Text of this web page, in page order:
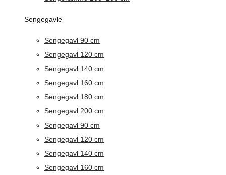
Sengegavle
Sengegavl 90 cm
Sengegavl 120 cm
Sengegavl 140 cm
Sengegavl 160 cm
Sengegavl 180 cm
Sengegavl 200 cm
Sengegavl 90 cm
Sengegavl 120 cm
Sengegavl 140 cm
Sengegavl 160 cm